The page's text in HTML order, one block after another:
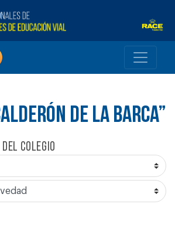
DE LA BARCA”
del colegio